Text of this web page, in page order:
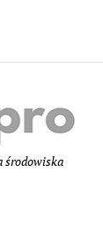
środowiska